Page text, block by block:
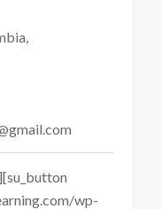
wp-